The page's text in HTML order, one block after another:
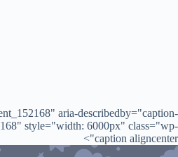
aria-describedby="caption-
style="width: 6000px" class="wp-
caption aligncenter">